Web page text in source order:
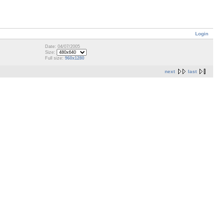
Login
Date: 04/07/2005
Size:
Full size: 960x1280
next last